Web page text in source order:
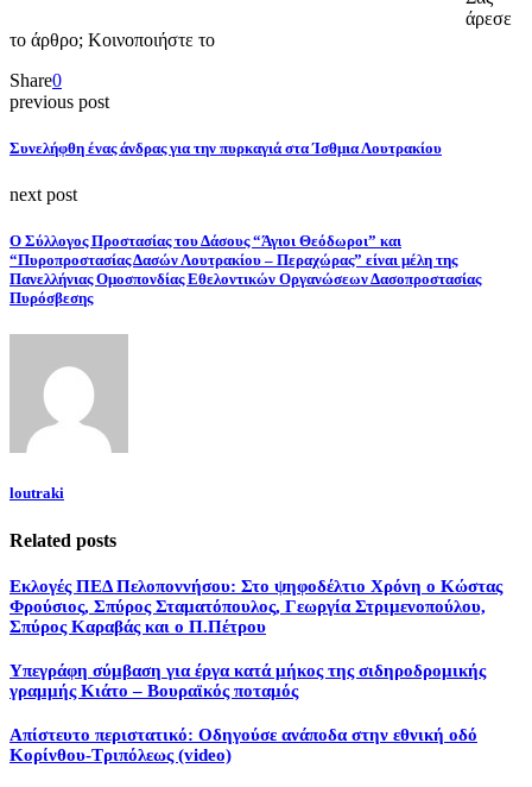
άρεσε
το άρθρο; Κοινοποιήστε το
Share0
previous post
Συνελήφθη ένας άνδρας για την πυρκαγιά στα Ίσθμια Λουτρακίου
next post
O Σύλλογος Προστασίας του Δάσους “Άγιοι Θεόδωροι” και
“Πυροπροστασίας Δασών Λουτρακίου – Περαχώρας” είναι μέλη της
Πανελλήνιας Ομοσπονδίας Εθελοντικών Οργανώσεων Δασοπροστασίας
Πυρόσβεσης
loutraki
Related posts
Εκλογές ΠΕΔ Πελοποννήσου: Στο ψηφοδέλτιο Χρόνη ο Κώστας
Φρούσιος, Σπύρος Σταματόπουλος, Γεωργία Στριμενοπούλου,
Σπύρος Καραβάς και ο Π.Πέτρου
Υπεγράφη σύμβαση για έργα κατά μήκος της σιδηροδρομικής
γραμμής Κιάτο – Βουραϊκός ποταμός
Aπίστευτο περιστατικό: Οδηγούσε ανάποδα στην εθνική οδό
Κορίνθου-Τριπόλεως (video)